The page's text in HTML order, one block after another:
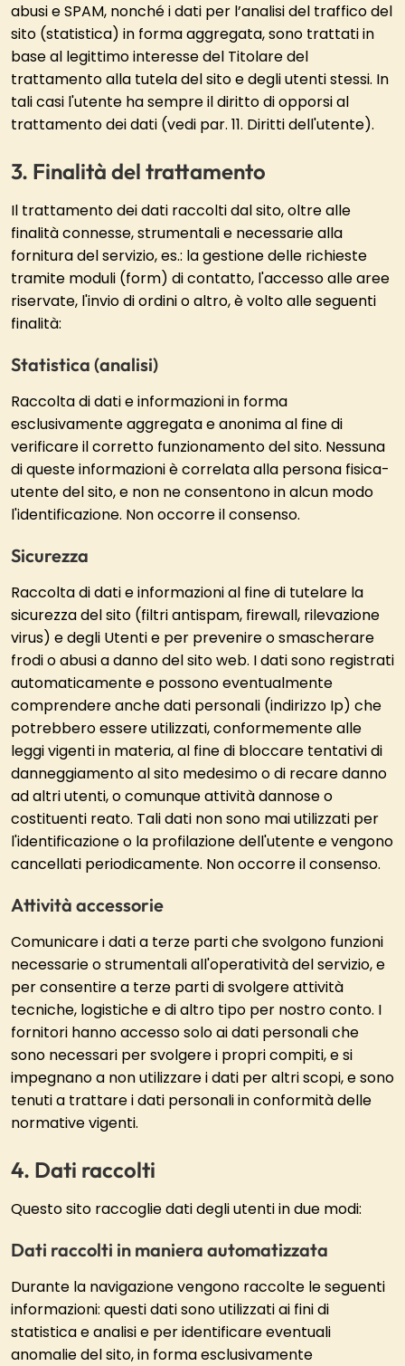
abusi e SPAM, nonché i dati per l’analisi del traffico del
sito (statistica) in forma aggregata, sono trattati in
base al legittimo interesse del Titolare del
trattamento alla tutela del sito e degli utenti stessi. In
tali casi l'utente ha sempre il diritto di opporsi al
trattamento dei dati (vedi par. 11. Diritti dell'utente).
Finalità del trattamento
Il trattamento dei dati raccolti dal sito, oltre alle
finalità connesse, strumentali e necessarie alla
fornitura del servizio, es.: la gestione delle richieste
tramite moduli (form) di contatto, l'accesso alle aree
riservate, l'invio di ordini o altro, è volto alle seguenti
finalità:
Statistica (analisi)
Raccolta di dati e informazioni in forma
esclusivamente aggregata e anonima al fine di
verificare il corretto funzionamento del sito. Nessuna
di queste informazioni è correlata alla persona fisica-
utente del sito, e non ne consentono in alcun modo
l'identificazione. Non occorre il consenso.
Sicurezza
Raccolta di dati e informazioni al fine di tutelare la
sicurezza del sito (filtri antispam, firewall, rilevazione
virus) e degli Utenti e per prevenire o smascherare
frodi o abusi a danno del sito web. I dati sono registrati
automaticamente e possono eventualmente
comprendere anche dati personali (indirizzo Ip) che
potrebbero essere utilizzati, conformemente alle
leggi vigenti in materia, al fine di bloccare tentativi di
danneggiamento al sito medesimo o di recare danno
ad altri utenti, o comunque attività dannose o
costituenti reato. Tali dati non sono mai utilizzati per
l'identificazione o la profilazione dell'utente e vengono
cancellati periodicamente. Non occorre il consenso.
Attività accessorie
Comunicare i dati a terze parti che svolgono funzioni
necessarie o strumentali all'operatività del servizio, e
per consentire a terze parti di svolgere attività
tecniche, logistiche e di altro tipo per nostro conto. I
fornitori hanno accesso solo ai dati personali che
sono necessari per svolgere i propri compiti, e si
impegnano a non utilizzare i dati per altri scopi, e sono
tenuti a trattare i dati personali in conformità delle
normative vigenti.
Dati raccolti
Questo sito raccoglie dati degli utenti in due modi:
Dati raccolti in maniera automatizzata
Durante la navigazione vengono raccolte le seguenti
informazioni: questi dati sono utilizzati ai fini di
statistica e analisi e per identificare eventuali
anomalie del sito, in forma esclusivamente